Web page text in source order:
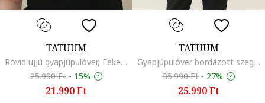
TATUUM
Rövid ujjú gyapjúpulóver, Fekete
25.990 Ft - 15%
21.990 Ft
TATUUM
Gyapjúpulóver bordázott szegélyekkel, Melange barna
35.990 Ft - 27%
25.990 Ft